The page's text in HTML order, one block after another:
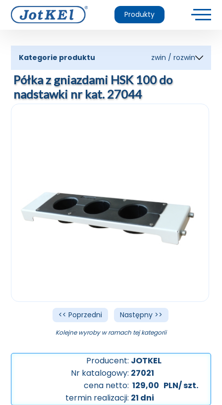
Produkty
Kategorie produktu zwin / rozwin
Półka z gniazdami HSK 100 do
nadstawki nr kat. 27044
<< Poprzedni Następny >>
Kolejne wyroby w ramach tej kategorii
Producent: JOTKEL
Nr katalogowy: 27021
cena netto: 129,00 PLN/ szt.
termin realizacji: 21 dni